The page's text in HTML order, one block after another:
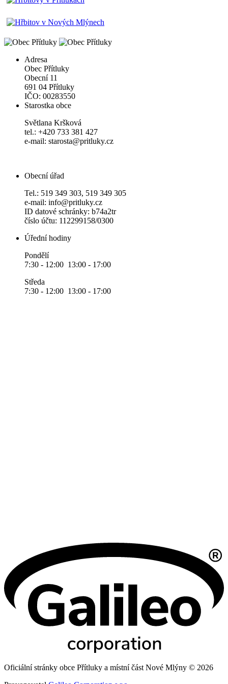
Adresa
Obec Přítluky
Obecní 11
691 04 Přítluky
IČO: 00283550
Starostka obce
Světlana Kršková
tel.: +420 733 381 427
e-mail: starosta@pritluky.cz
Obecní úřad
Tel.: 519 349 303, 519 349 305
e-mail: info@pritluky.cz
ID datové schránky: b74a2tr
číslo účtu: 112299158/0300
Úřední hodiny
Pondělí
7:30 - 12:00 13:00 - 17:00
Středa
7:30 - 12:00 13:00 - 17:00
Oficiální stránky obce Přítluky a místní část Nové Mlýny © 2026